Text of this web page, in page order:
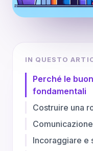
IN QUESTO
Perché le
fondamentali
Costruire una
Incoraggiare e